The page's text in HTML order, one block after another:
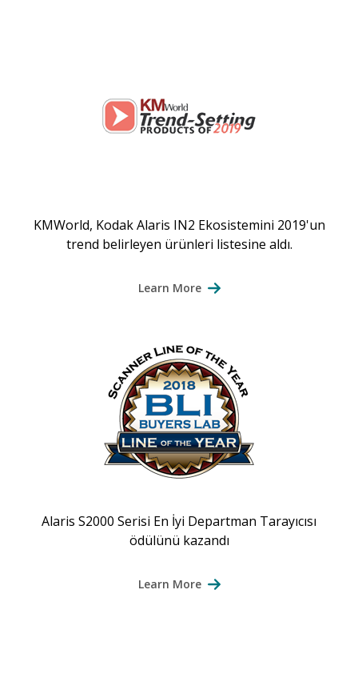
KMWorld, Kodak Alaris IN2 Ekosistemini 2019'un
trend belirleyen ürünleri listesine aldı.
Learn More
Alaris S2000 Serisi En İyi Departman Tarayıcısı
ödülünü kazandı
Learn More